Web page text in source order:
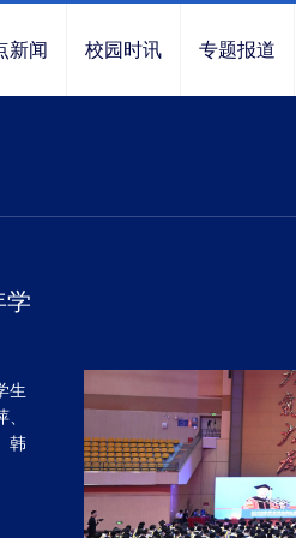
新闻 校园时讯 专题报道
学
生
韩